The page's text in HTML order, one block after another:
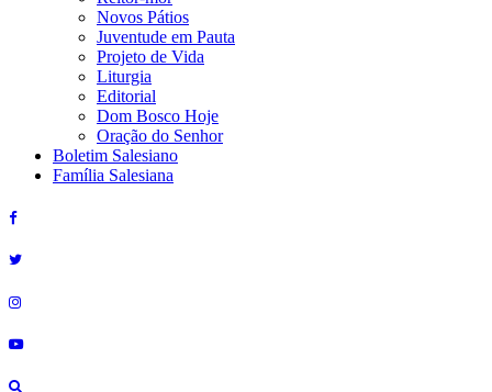
Novos Pátios
Juventude em Pauta
Projeto de Vida
Liturgia
Editorial
Dom Bosco Hoje
Oração do Senhor
Boletim Salesiano
Família Salesiana